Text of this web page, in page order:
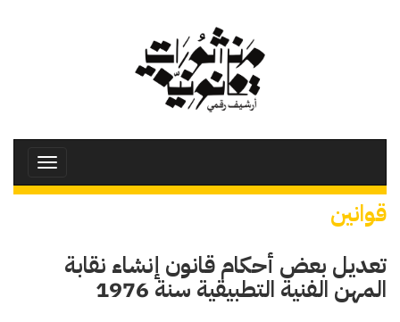
Toggle
قوانين
تعديل بعض أحكام قانون إنشاء نقابة
المهن الفنية التطبيقية سنة 1976